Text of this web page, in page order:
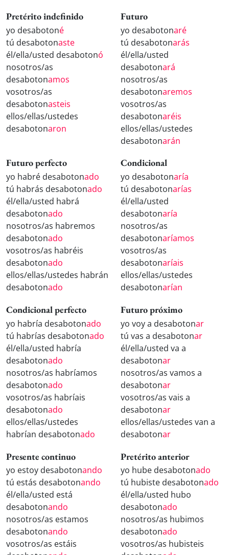
Pretérito indefinido
yo desabotoné
tú desabotonaste
él/ella/usted desabotonó
nosotros/as
desabotonamos
vosotros/as
desabotonasteis
ellos/ellas/ustedes
desabotonaron
Futuro
yo desabotonaré
tú desabotonarás
él/ella/usted
desabotonará
nosotros/as
desabotonaremos
vosotros/as
desabotonaréis
ellos/ellas/ustedes
desabotonarán
Futuro perfecto
yo habré desabotonado
tú habrás desabotonado
él/ella/usted habrá
desabotonado
nosotros/as habremos
desabotonado
vosotros/as habréis
desabotonado
ellos/ellas/ustedes habrán
desabotonado
Condicional
yo desabotonaría
tú desabotonarías
él/ella/usted
desabotonaría
nosotros/as
desabotonaríamos
vosotros/as
desabotonaríais
ellos/ellas/ustedes
desabotonarían
Condicional perfecto
yo habría desabotonado
tú habrías desabotonado
él/ella/usted habría
desabotonado
nosotros/as habríamos
desabotonado
vosotros/as habríais
desabotonado
ellos/ellas/ustedes
habrían desabotonado
Futuro próximo
yo voy a desabotonar
tú vas a desabotonar
él/ella/usted va a
desabotonar
nosotros/as vamos a
desabotonar
vosotros/as vais a
desabotonar
ellos/ellas/ustedes van a
desabotonar
Presente continuo
yo estoy desabotonando
tú estás desabotonando
él/ella/usted está
desabotonando
nosotros/as estamos
desabotonando
vosotros/as estáis
Pretérito anterior
yo hube desabotonado
tú hubiste desabotonado
él/ella/usted hubo
desabotonado
nosotros/as hubimos
desabotonado
vosotros/as hubisteis